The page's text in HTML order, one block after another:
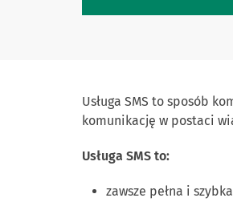
Usługa SMS to sposób
komunikację w postaci
Usługa SMS to:
zawsze pełna i